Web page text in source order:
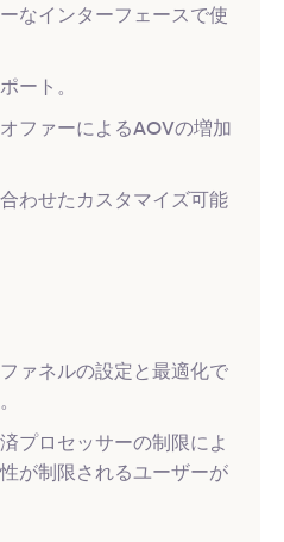
なインターフェースで使
ート。
ファーによるAOVの増加
わせたカスタマイズ可能
ァネルの設定と最適化で
プロセッサーの制限によ
が制限されるユーザーが